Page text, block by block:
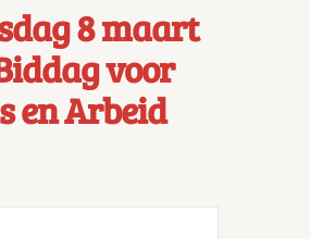
8 maart
voor
en Arbeid